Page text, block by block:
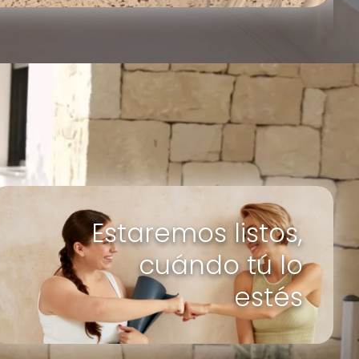
Estaremos listos,
cuándo tú lo
estés